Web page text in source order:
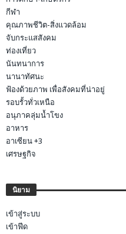
กีฬา
คุณภาพชีวิต-สิ่งแวดล้อม
จับกระแสสังคม
ท่องเที่ยว
นันทนาการ
นานาทัศนะ
ฟ้องด้วยภาพ เพื่อสังคมที่น่าอยู่
รอบรั้วทั่วเหนือ
อนุภาคลุ่มน้ำโขง
อาหาร
อาเซียน +3
เศรษฐกิจ
นิยาม
เข้าสู่ระบบ
เข้าฟีด